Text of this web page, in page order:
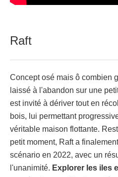
Raft
Concept osé mais ô combien
laissé à l'abandon sur une
est invité à dériver tout en
bois, lui permettant
véritable maison flottante.
petit moment, Raft a
scénario en 2022, avec un
l'unanimité. Explorer les iles